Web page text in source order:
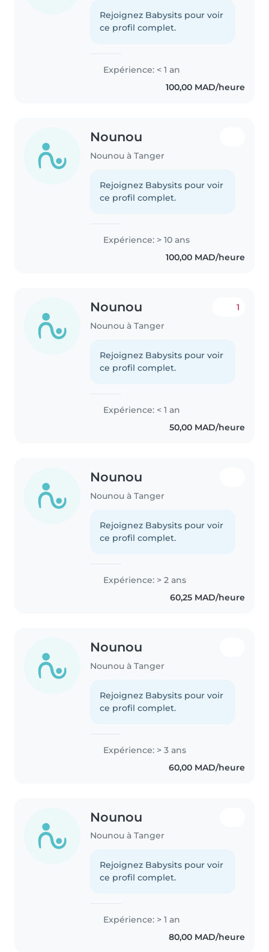
Rejoignez Babysits pour voir
ce profil complet.
Expérience: < 1 an
100,00 MAD/heure
Nounou
Nounou à Tanger
Rejoignez Babysits pour voir
ce profil complet.
Expérience: > 10 ans
100,00 MAD/heure
Nounou
Nounou à Tanger
1
Rejoignez Babysits pour voir
ce profil complet.
Expérience: < 1 an
50,00 MAD/heure
Nounou
Nounou à Tanger
Rejoignez Babysits pour voir
ce profil complet.
Expérience: > 2 ans
60,25 MAD/heure
Nounou
Nounou à Tanger
Rejoignez Babysits pour voir
ce profil complet.
Expérience: > 3 ans
60,00 MAD/heure
Nounou
Nounou à Tanger
Rejoignez Babysits pour voir
ce profil complet.
Expérience: > 1 an
80,00 MAD/heure